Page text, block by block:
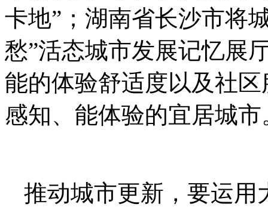
卡地”；湖南省长沙市将
愁”活态城市发展记忆展
能的体验舒适度以及社
感知、能体验的宜居城市
推动城市更新，要运用